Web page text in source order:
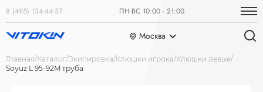
8 (495) 134-44-57 ПН-ВС 10:00 - 21:00
Москва
Главная Каталог Экипировка Клюшки игрока Клюшки левые
Soyuz L 95-92M труба